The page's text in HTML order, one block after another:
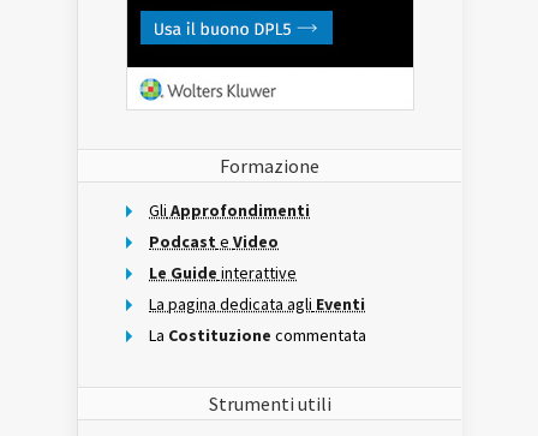
Formazione
Gli Approfondimenti
Podcast e Video
Le Guide interattive
La pagina dedicata agli Eventi
La Costituzione commentata
Strumenti utili